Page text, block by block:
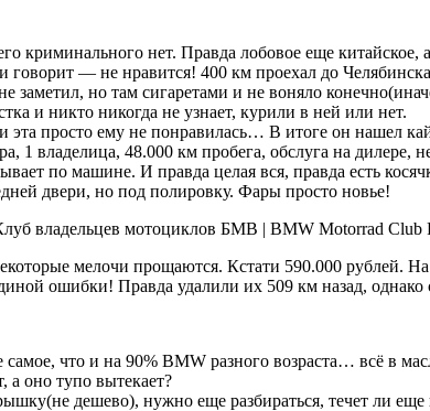
криминального нет. Правда лобовое еще китайское,
говорит — не нравится! 400 км проехал до
заметил, но там сигаретами и не воняло
и никто никогда не узнает, курили в ней или нет.
эта просто ему не понравилась… В итоге он нашел
1 владелица, 48.000 км пробега, обслуга на
по машине. И правда целая вся, правда есть
двери, но под полировку. Фары просто новье!
мелочи прощаются. Кстати 590.000 рублей.
ошибки! Правда удалили их 509 км назад,
что и на 90% BMW разного возраста… всё в
оно тупо вытекает?
дешево), нужно еще разбираться, течет ли